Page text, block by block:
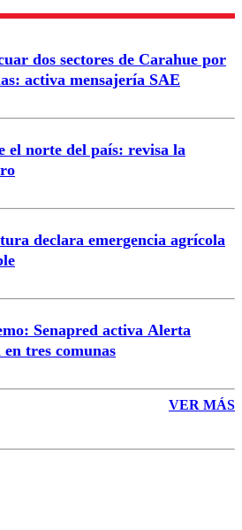
dos sectores de Carahue por
activa mensajería SAE
el norte del país: revisa la
declara emergencia agrícola
Senapred activa Alerta
tres comunas
VER MÁS